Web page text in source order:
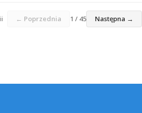
← Poprzednia 1 / 45 Następna →